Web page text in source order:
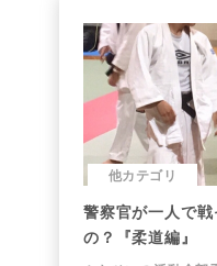
他カテゴリ
警察官が一人で
の？『柔道編』